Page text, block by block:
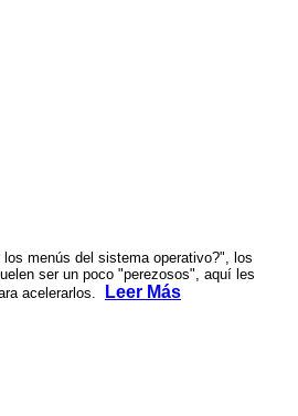
menús del sis­tema operativo?" , los
ser un poco "perezosos", aquí les
acelerarlos.
Leer Más